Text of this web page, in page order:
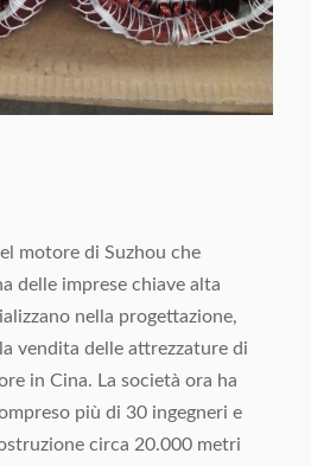
motore di Suzhou che
delle imprese chiave alta
nella progettazione,
vendita delle attrezzature di
in Cina. La società ora ha
più di 30 ingegneri e
circa 20.000 metri